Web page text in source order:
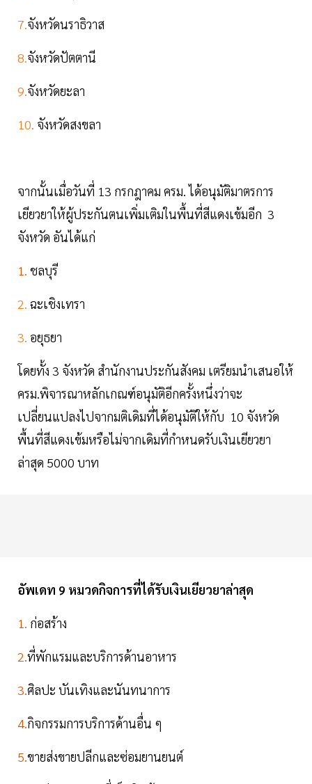
7.จังหวัดนราธิวาส
8.จังหวัดปัตตานี
9.จังหวัดยะลา
10. จังหวัดสงขลา
จากนั้นเมื่อวันที่ 13 กรกฎาคม ครม. ได้อนุมัติมาตรการ
เยียวยาให้ผู้ประกันตนเพิ่มเติมในพื้นที่สีแดงเข้มอีก 3
จังหวัด อันได้แก่
1. ชลบุรี
2. ฉะเชิงเทรา
3. อยุธยา
โดยทั้ง 3 จังหวัด สำนักงานประกันสังคม เตรียมนำเสนอให้
ครม.พิจารณาหลักเกณฑ์อนุมัติอีกครั้งหนึ่งว่าจะ
เปลี่ยนแปลงไปจากมติเดิมที่ได้อนุมัติให้กับ 10 จังหวัด
พื้นที่สีแดงเข้มหรือไม่จากเดิมที่กำหนดรับเงินเยียวยา
ล่าสุด 5000 บาท
อัพเดท 9 หมวดกิจการที่ได้รับเงินเยียวยาล่าสุด
1. ก่อสร้าง
2.ที่พักแรมและบริการด้านอาหาร
3.ศิลปะ บันเทิงและนันทนาการ
4.กิจกรรมการบริการด้านอื่น ๆ
5.ขายส่งขายปลีกและซ่อมยานยนต์